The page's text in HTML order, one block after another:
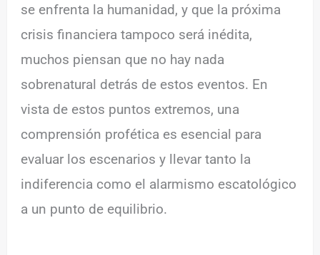
se enfrenta la humanidad, y que la próxima
crisis financiera tampoco será inédita,
muchos piensan que no hay nada
sobrenatural detrás de estos eventos. En
vista de estos puntos extremos, una
comprensión profética es esencial para
evaluar los escenarios y llevar tanto la
indiferencia como el alarmismo escatológico
a un punto de equilibrio.